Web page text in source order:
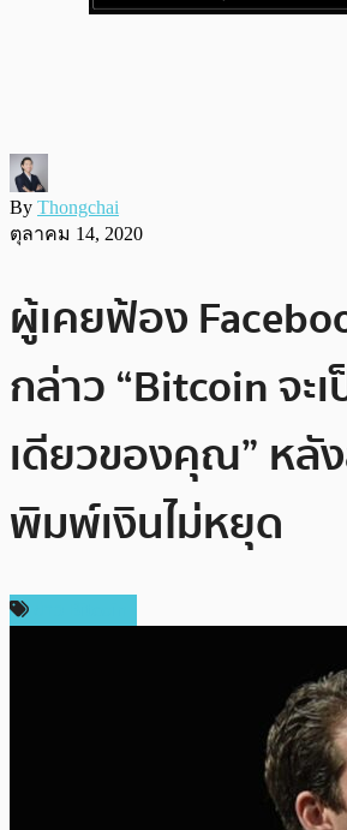
By Thongchai
ตุลาคม 14, 2020
ผู้เคยฟ้อง
กล่าว “Bitcoin จะ
เดียวของคุณ” หลั
พิมพ์เงินไม่หยุด